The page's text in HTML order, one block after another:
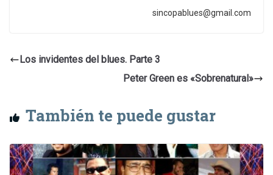
sincopablues@gmail.com
Los invidentes del blues. Parte 3
Peter Green es «Sobrenatural»
También te puede gustar